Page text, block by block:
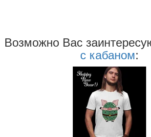
Возможно Ваc
с кабаном: